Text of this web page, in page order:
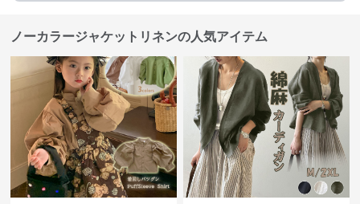
ノーカラージャケットリネンの人気アイテム